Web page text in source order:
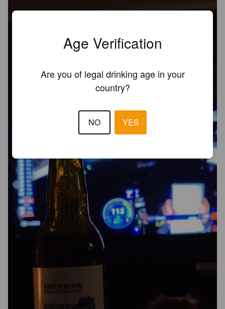
Age Verification
Are you of legal drinking age in your
country?
NO YES